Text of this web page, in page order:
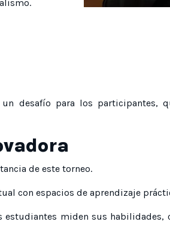
desafío para los participantes,
de este torneo.
con espacios de aprendizaje
miden sus